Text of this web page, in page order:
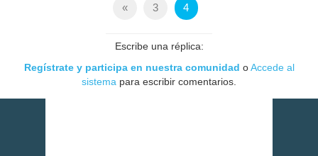
« 3 4
Escribe una réplica:
Regístrate y participa en nuestra comunidad oAccede al
sistema para escribir comentarios.